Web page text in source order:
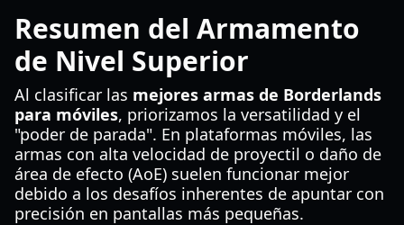
Resumen del Armamento
de Nivel Superior
Al clasificar las mejores armas de Borderlands
para móviles, priorizamos la versatilidad y el
"poder de parada". En plataformas móviles, las
armas con alta velocidad de proyectil o daño de
área de efecto (AoE) suelen funcionar mejor
debido a los desafíos inherentes de apuntar con
precisión en pantallas más pequeñas.